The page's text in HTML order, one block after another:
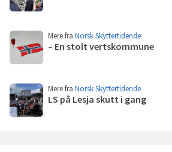
Mere fra Norsk Skyttertidende
– En stolt vertskommune
Mere fra Norsk Skyttertidende
LS på Lesja skutt i gang